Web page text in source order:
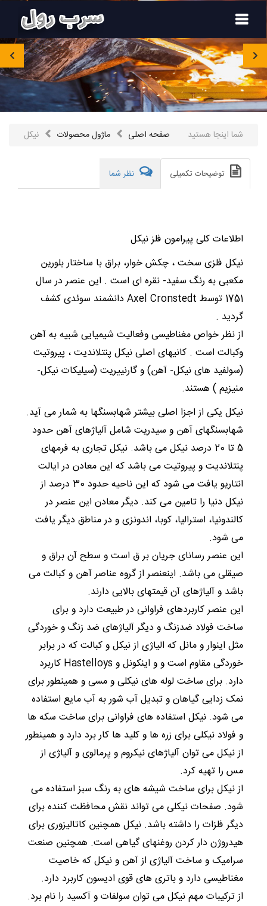
۰۹۱۲۴۵۴۸۳۵۰
صفحه
اصلی
محصولات
تماس
درباره
شما اینجا هستید صفحه اصلی ماژول محصولات نیکل
توضیحات تکمیلی نظر شما
اطلاعات کلی پیرامون فلز نیکل
نیکل فلزی سخت ، چکش خوار، براق با ساختار بلورین
مکعبی به رنگ سفید- نقره ای است . این عنصر در سال
1751 توسط Axel Cronstedt دانشمند سوئدی کشف
گردید .
از نظر خواص مغناطیسی وفعالیت شیمیایی شبیه به آهن
وکبالت است . کانیهای اصلی نیکل پنتلاندیت ، پیروتیت
(سولفید های نیکل- آهن) و گارنییریت (سیلیکات نیکل-
منیزیم ) هستند.
نیکل یکی از اجزا اصلی بیشتر شهابسنگها به شمار می آید.
شهابسنگهای آهن و سیدریت شامل آلیاژهای آهن حدود
5 تا 20 درصد نیکل می باشد. نیکل تجاری به فرمهای
پنتلاندیت و پیروتیت می باشد که این معادن در ایالت
انتاریو یافت می شود که این ناحیه حدود 30 درصد از
نیکل دنیا را تامین می کند. دیگر معادن این عنصر در
کالندونیا، استرالیا، کوبا، اندونزی و در مناطق دیگر یافت
می شود.
این عنصر رسانای جریان بر ق است و سطح آن براق و
صیقلی می باشد. اینعنصر از گروه عناصر آهن و کبالت می
باشد و آلیاژهای آن قیمتهای بالایی دارند.
این عنصر کاربردهای فراوانی در طبیعت دارد و برای
ساخت فولاد ضدزنگ و دیگر آلیاژهای ضد زنگ و خوردگی
مثل اینوار و مانل که الياژى از نيکل و کبالت که در برابر
خوردگى مقاوم است و و اینکونل و Hastelloys کاربرد
دارد. برای ساخت لوله های نیکلی و مسی و همینطور برای
نمک زدایی گیاهان و تبدیل آب شور به آب مایع استفاده
می شود. نیکل استفاده های فراوانی برای ساخت سکه ها
و فولاد نیکلی برای زره ها و کلید ها کار برد دارد و همینطور
از نیکل می توان آلیاژهای نیکروم و پرمالوی و آلیاژی از
مس را تهیه کرد.
از نیکل برای ساخت شیشه های به رنگ سبز استفاده می
شود. صفحات نیکلی می تواند نقش محافظت کننده برای
دیگر فلزات را داشته باشد. نیکل همچنین کاتالیزوری برای
هیدروژن دار کردن روغنهای گیاهی است. همچنین صنعت
سرامیک و ساخت آلیاژی از آهن و نیکل که خاصیت
مغناطیسی دارد و باتری های قوی ادیسون کاربرد دارد.
از ترکیبات مهم نیکل می توان سولفات و آکسید را نام برد.